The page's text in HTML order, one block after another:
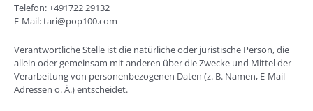
Telefon: +491722 29132
E-Mail: tari@pop100.com
Verantwortliche Stelle ist die natürliche oder juristische Person, die
allein oder gemeinsam mit anderen über die Zwecke und Mittel der
Verarbeitung von personenbezogenen Daten (z. B. Namen, E-Mail-
Adressen o. Ä.) entscheidet.